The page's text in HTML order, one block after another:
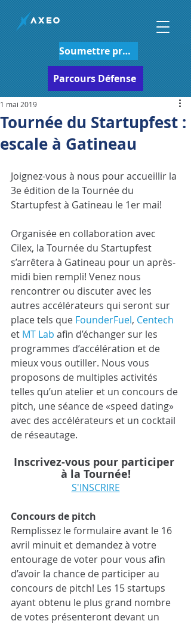
Soumettre projet
Parcours Défense
Tournée du Startupfest :
escale à Gatineau
1 mai 2019
Joignez-vous à nous pour accueillir la
3e édition de la Tournée du
Startupfest à Gatineau le 1er mai!
Organisée en collaboration avec
Cilex, la Tournée du Startupfest
s’arrêtera à Gatineau pour un après-
midi bien rempli! Venez nous
rencontrer ou discuter avec les
autres accélérateurs qui seront sur
place tels que FounderFuel, Centech
et MT Lab afin d’échanger sur les
programmes d’accélération et de
mieux vous outiller. Nous vous
proposons de multiples activités
telles qu’un atelier et un concours de
pitch, une séance de «speed dating»
avec des accélérateurs et un cocktail
de réseautage.
Inscrivez-vous pour participer
à la Tournée!
S'INSCRIRE
Concours de pitch
Remplissez le formulaire avant le 16
avril minuit et demandez à votre
entourage de voter pour vous afin
d’avoir la chance de participer au
concours de pitch! Les 15 startups
ayant obtenu le plus grand nombre
de votes présenteront devant un